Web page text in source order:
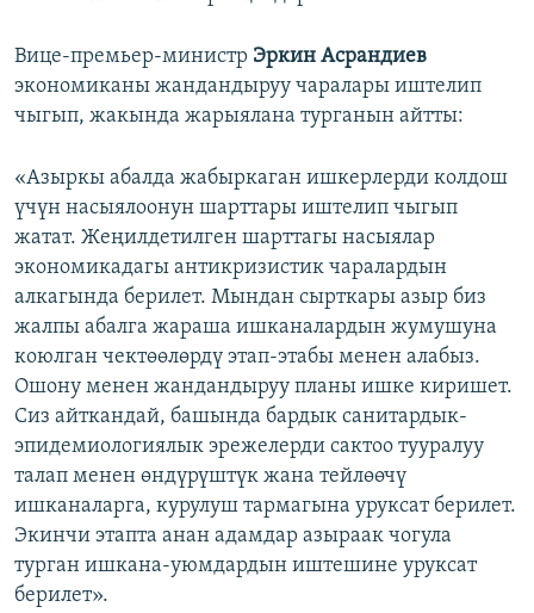
Вице-премьер-министр Эркин Асрандиев
экономиканы жандандыруу чаралары иштелип
чыгып, жакында жарыялана турганын айтты:
«Азыркы абалда жабыркаган ишкерлерди колдош
үчүн насыялоонун шарттары иштелип чыгып
жатат. Жеңилдетилген шарттагы насыялар
экономикадагы антикризистик чаралардын
алкагында берилет. Мындан сырткары азыр биз
жалпы абалга жараша ишканалардын жумушуна
коюлган чектөөлөрдү этап-этабы менен алабыз.
Ошону менен жандандыруу планы ишке киришет.
Сиз айткандай, башында бардык санитардык-
эпидемиологиялык эрежелерди сактоо тууралуу
талап менен өндүрүштүк жана тейлөөчү
ишканаларга, курулуш тармагына уруксат берилет.
Экинчи этапта анан адамдар азыраак чогула
турган ишкана-уюмдардын иштешине уруксат
берилет».